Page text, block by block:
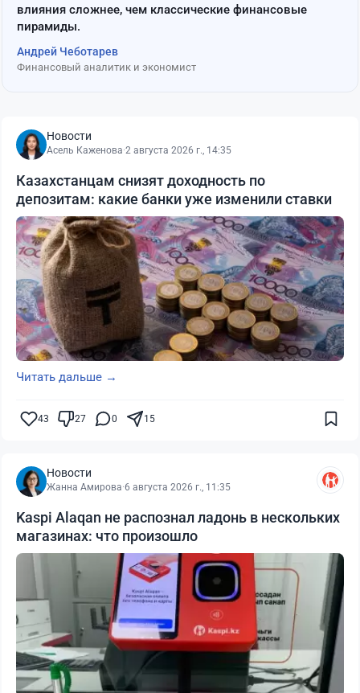
влияния сложнее, чем классические финансовые
пирамиды.
Андрей Чеботарев
Финансовый аналитик и экономист
Новости
Асель Каженова·2 августа 2026 г., 14:35
Казахстанцам снизят доходность по
депозитам: какие банки уже изменили ставки
Читать дальше →
43 27 0 15
Новости
Жанна Амирова·6 августа 2026 г., 11:35
Kaspi Alaqan не распознал ладонь в нескольких
магазинах: что произошло